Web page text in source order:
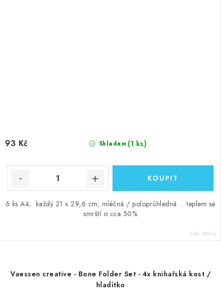
Skladem (1 ks)
93 Kč
6 ks A4; každý 21 x 29,6 cm; mléčná / poloprůhledná ... teplem se
smrští o cca 50%
Kód: 88814
Vaessen creative - Bone Folder Set - 4x knihařská kost /
hladítko